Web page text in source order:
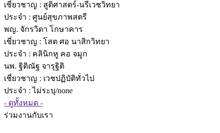
เชี่ยวชาญ : สูติศาสตร์-นรีเวชวิทยา
ประจำ : ศูนย์สุขภาพสตรี
พญ. จักรวิดา โกษาคาร
เชี่ยวชาญ : โสต ศอ นาสิกวิทยา
ประจำ : คลินิกหู คอ จมูก
นพ. ฐิติณัฐ จารุฐิติ
เชี่ยวชาญ : เวชปฏิบัติทั่วไป
ประจำ : ไม่ระบุ/none
- ดูทั้งหมด -
ร่วมงานกับเรา